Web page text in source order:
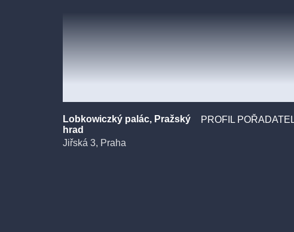
Lobkowiczký palác, Pražský
hrad
Jiřská 3, Praha
PROFIL